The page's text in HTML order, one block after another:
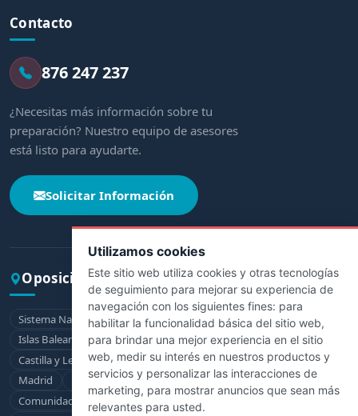
Utilizamos cookies
Este sitio web utiliza cookies y otras tecnologías
de seguimiento para mejorar su experiencia de
navegación con los siguientes fines: para
habilitar la funcionalidad básica del sitio web,
para brindar una mejor experiencia en el sitio
web, medir su interés en nuestros productos y
servicios y personalizar las interacciones de
marketing, para mostrar anuncios que sean más
relevantes para usted.
Contacto
876 247 237
¿Necesitas más información sobre tu
preparación? Nuestro equipo de asesores
está listo para ayudarte.
Solicitar Información
Oposiciones por comunidad
Sistema Nacional de Salud Andalucía Aragón
Asturias
Islas Baleares
Canarias Cantabria
Castilla-La Mancha
Castilla y León
Cataluña Extremadura Galicia
La Rioja
Madrid
Murcia Navarra
País Vasco
Comunidad Valenciana
Ceuta
Melilla